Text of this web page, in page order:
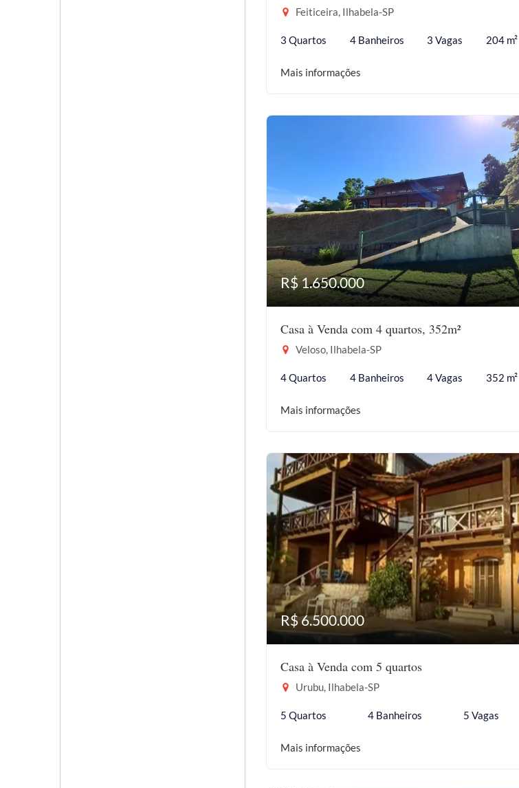
Feiticeira, Ilhabela-SP
3 Quartos 4 Banheiros 3 Vagas 204 m²
Mais informações
R$ 1.650.000
Casa à Venda com 4 quartos, 352m²
Veloso, Ilhabela-SP
4 Quartos 4 Banheiros 4 Vagas 352 m²
Mais informações
R$ 6.500.000
Casa à Venda com 5 quartos
Urubu, Ilhabela-SP
5 Quartos 4 Banheiros 5 Vagas
Mais informações